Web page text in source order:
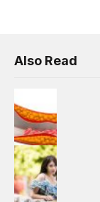
Also Read